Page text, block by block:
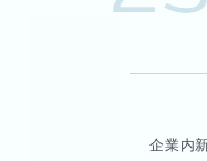
企業内